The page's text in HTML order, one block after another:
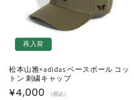
再入荷
松本山雅×adidas ベースボール コッ
トン 刺繍キャップ
通
¥4,000 （税込）